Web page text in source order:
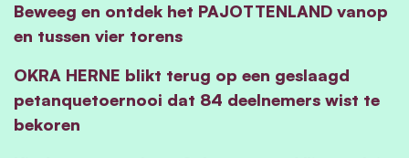
Beweeg en ontdek het PAJOTTENLAND vanop
en tussen vier torens
OKRA HERNE blikt terug op een geslaagd
petanquetoernooi dat 84 deelnemers wist te
bekoren